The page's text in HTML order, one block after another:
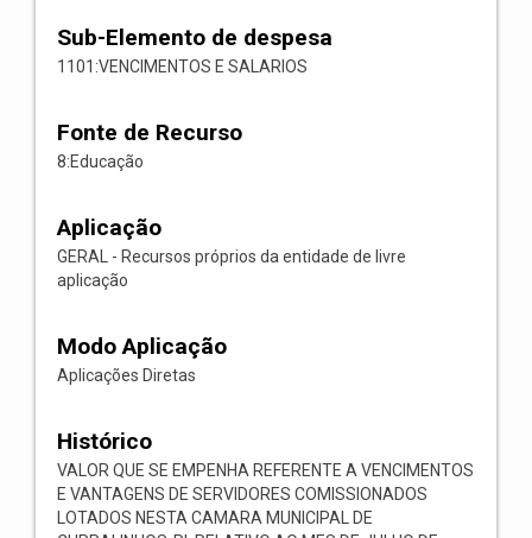
Sub-Elemento de despesa
1101:VENCIMENTOS E SALARIOS
Fonte de Recurso
8:Educação
Aplicação
GERAL - Recursos próprios da entidade de livre
aplicação
Modo Aplicação
Aplicações Diretas
Histórico
VALOR QUE SE EMPENHA REFERENTE A VENCIMENTOS
E VANTAGENS DE SERVIDORES COMISSIONADOS
LOTADOS NESTA CAMARA MUNICIPAL DE